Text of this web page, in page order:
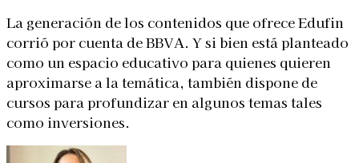
La generación de los contenidos que ofrece Edufin
corrió por cuenta de BBVA. Y si bien está planteado
como un espacio educativo para quienes quieren
aproximarse a la temática, también dispone de
cursos para profundizar en algunos temas tales
como inversiones.